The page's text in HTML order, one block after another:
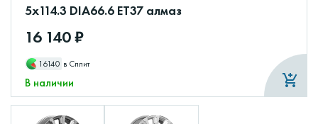
5x114.3 DIA66.6 ET37 алмаз
16 140 ₽
16140 в Сплит
В наличии